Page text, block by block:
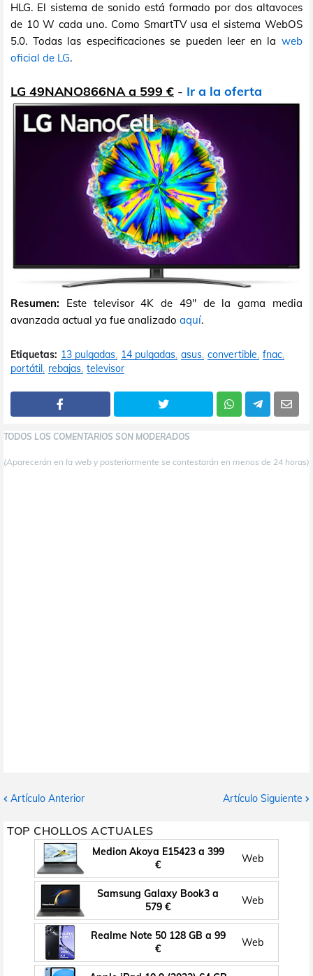
HLG. El sistema de sonido está formado por dos altavoces
de 10 W cada uno. Como SmartTV usa el sistema WebOS
5.0. Todas las especificaciones se pueden leer en la web
oficial de LG.
LG 49NANO866NA a 599 € - Ir a la oferta
Resumen: Este televisor 4K de 49" de la gama media
avanzada actual ya fue analizado aquí.
Etiquetas: 13 pulgadas 14 pulgadas asus convertible fnac
portátil rebajas televisor
TODOS LOS COMENTARIOS SON MODERADOS
(Aparecerán en la web y posteriormente se contestarán en menos de 24 horas)
Artículo Anterior Artículo Siguiente
TOP CHOLLOS ACTUALES
Medion Akoya E15423 a 399
€
Web
Samsung Galaxy Book3 a
579 €
Web
Realme Note 50 128 GB a 99
€
Web